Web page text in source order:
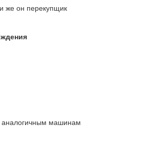
же он перекупщик
аналогичным машинам